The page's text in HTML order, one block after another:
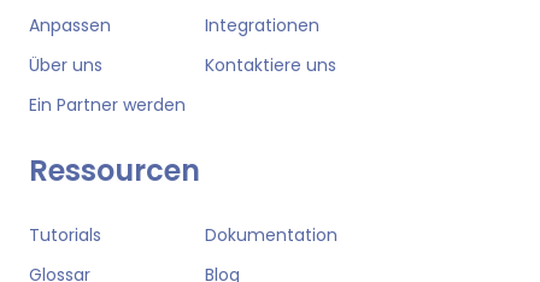
Anpassen
Integrationen
Über uns
Kontaktiere uns
Ein Partner werden
Ressourcen
Tutorials
Dokumentation
Glossar
Blog